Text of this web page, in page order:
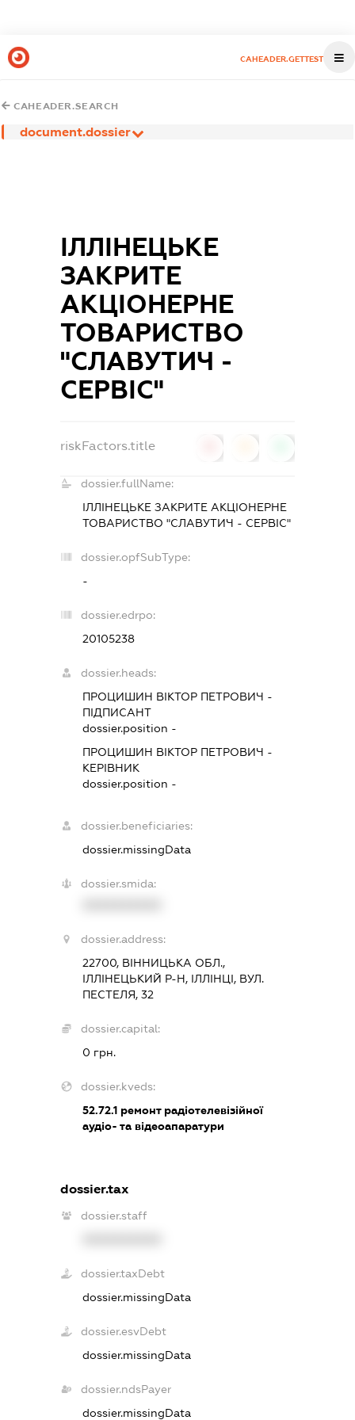
CAHEADER.GETTEST
CAHEADER.SEARCH
document.dossier
ІЛЛІНЕЦЬКЕ
ЗАКРИТЕ
АКЦІОНЕРНЕ
ТОВАРИСТВО
"СЛАВУТИЧ -
СЕРВІС"
riskFactors.title
dossier.fullName:
ІЛЛІНЕЦЬКЕ ЗАКРИТЕ АКЦІОНЕРНЕ
ТОВАРИСТВО "СЛАВУТИЧ - СЕРВІС"
dossier.opfSubType:
-
dossier.edrpo:
20105238
dossier.heads:
ПРОЦИШИН ВІКТОР ПЕТРОВИЧ -
ПІДПИСАНТ
dossier.position -
ПРОЦИШИН ВІКТОР ПЕТРОВИЧ -
КЕРІВНИК
dossier.position -
dossier.beneficiaries:
dossier.missingData
dossier.smida:
dossier.address:
22700, ВІННИЦЬКА ОБЛ.,
ІЛЛІНЕЦЬКИЙ Р-Н, ІЛЛІНЦІ, ВУЛ.
ПЕСТЕЛЯ, 32
dossier.capital:
0 грн.
dossier.kveds:
52.72.1 ремонт радіотелевізійної
аудіо- та відеоапаратури
dossier.tax
dossier.staff
dossier.taxDebt
dossier.missingData
dossier.esvDebt
dossier.missingData
dossier.ndsPayer
dossier.missingData